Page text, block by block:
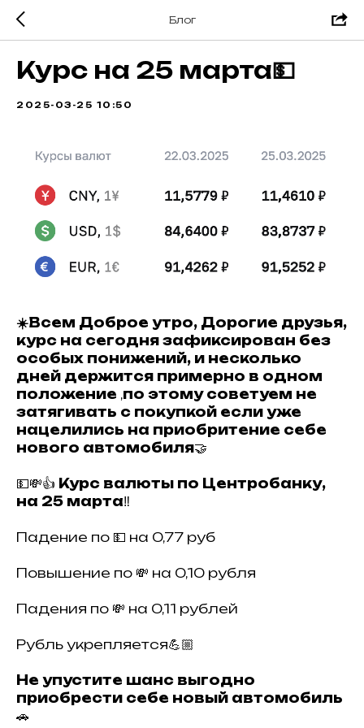
Блог
Курс на 25 марта💵
2025-03-25 10:50
☀️Всем Доброе утро, Дорогие друзья,
курс на сегодня зафиксирован без
особых понижений, и несколько
дней держится примерно в одном
положение ,по этому советуем не
затягивать с покупкой если уже
нацелились на приобритение себе
нового автомобиля🤝
💵💸👍 Курс валюты по Центробанку,
на 25 марта‼️
Падение по 💵 на 0,77 руб
Повышение по 💸 на 0,10 рубля
Падения по 💸 на 0,11 рублей
Рубль укрепляется💪🏼
Не упустите шанс выгодно
приобрести себе новый автомобиль
🚗